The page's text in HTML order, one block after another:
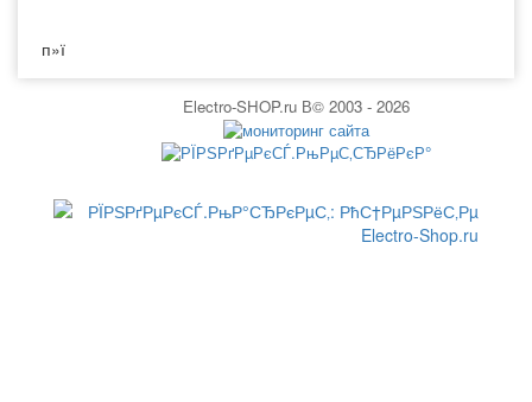
п»ї
Electro-SHOP.ru В© 2003 - 2026